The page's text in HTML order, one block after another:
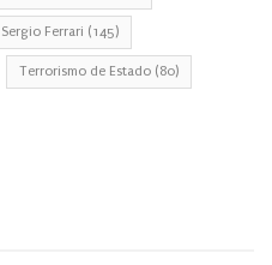
Sergio Ferrari (145)
Terrorismo de Estado (80)